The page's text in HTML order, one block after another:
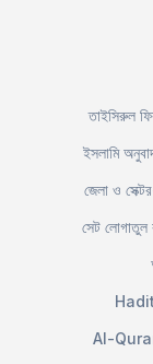
তাইসিরুল
ইসলামি
জেলা ও
সেট
Al-